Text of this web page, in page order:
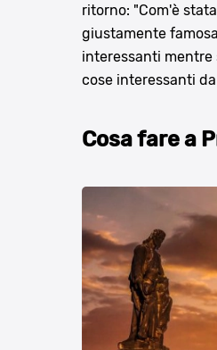
ritorno: "Com'è
giustamente
interessanti mentre
cose interessanti
Cosa fare a